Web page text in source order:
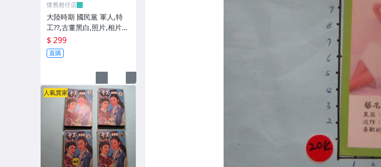
懷舊柑仔店
大陸時期 國民黨 軍人,特
工??,古董黑白,照片,相片
(老兵民國38年從大陸帶來
台灣的) **稀少品6
$ 299
直購
人氣賣家